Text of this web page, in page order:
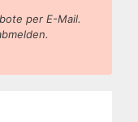
per E-Mail.